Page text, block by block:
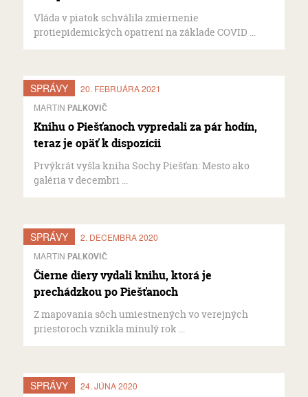
Vláda v piatok schválila zmiernenie
protiepidemických opatrení na základe COVID ...
SPRÁVY
20. FEBRUÁRA 2021
MARTIN PALKOVIČ
Knihu o Piešťanoch vypredali za pár hodín,
teraz je opäť k dispozícii
Prvýkrát vyšla kniha Sochy Piešťan: Mesto ako
galéria v decembri ...
SPRÁVY
2. DECEMBRA 2020
MARTIN PALKOVIČ
Čierne diery vydali knihu, ktorá je
prechádzkou po Piešťanoch
Z mapovania sôch umiestnených vo verejných
priestoroch vznikla minulý rok ...
SPRÁVY
24. JÚNA 2020